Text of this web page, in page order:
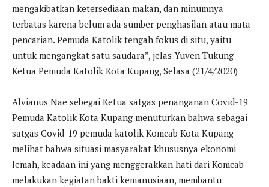
mengakibatkan ketersediaan makan, dan minumnya
terbatas karena belum ada sumber penghasilan atau mata
pencarian. Pemuda Katolik tengah fokus di situ, yaitu
untuk mengangkat satu saudara”, jelas Yuven Tukung
Ketua Pemuda Katolik Kota Kupang, Selasa (21/4/2020)
Alvianus Nae sebegai Ketua satgas penanganan Covid-19
Pemuda Katolik Kota Kupang menuturkan bahwa sebagai
satgas Covid-19 pemuda katolik Komcab Kota Kupang
melihat bahwa situasi masyarakat khususnya ekonomi
lemah, keadaan ini yang menggerakkan hati dari Komcab
melakukan kegiatan bakti kemanusiaan, membantu